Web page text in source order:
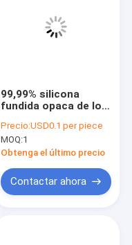
99,99% silicona
fundida opaca de los
transparente para el
laboratorio
Precio:USD0.1 per piece
MOQ:1
Obtenga el último precio
Contactar ahora